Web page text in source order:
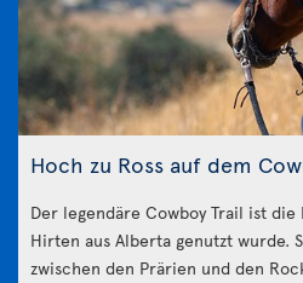
Hoch zu Ross auf dem
Der legendäre Cowboy Trail ist
Hirten aus Alberta genutzt wurde.
zwischen den Prärien und den